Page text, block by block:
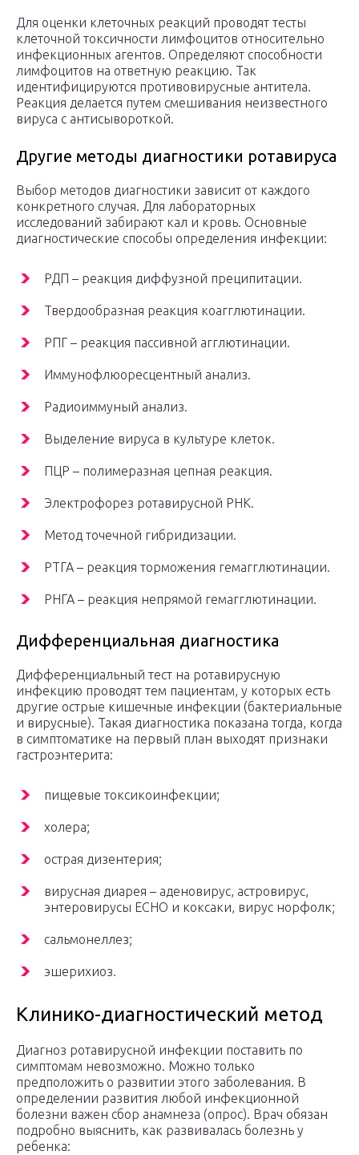
Для оценки клеточных реакций проводят тесты
клеточной токсичности лимфоцитов относительно
инфекционных агентов. Определяют способности
лимфоцитов на ответную реакцию. Так
идентифицируются противовирусные антитела.
Реакция делается путем смешивания неизвестного
вируса с антисывороткой.
Другие методы диагностики ротавируса
Выбор методов диагностики зависит от каждого
конкретного случая. Для лабораторных
исследований забирают кал и кровь. Основные
диагностические способы определения инфекции:
РДП – реакция диффузной преципитации.
Твердообразная реакция коагглютинации.
РПГ – реакция пассивной агглютинации.
Иммунофлюоресцентный анализ.
Радиоиммуный анализ.
Выделение вируса в культуре клеток.
ПЦР – полимеразная цепная реакция.
Электрофорез ротавирусной РНК.
Метод точечной гибридизации.
РТГА – реакция торможения гемагглютинации.
РНГА – реакция непрямой гемагглютинации.
Дифференциальная диагностика
Дифференциальный тест на ротавирусную
инфекцию проводят тем пациентам, у которых есть
другие острые кишечные инфекции (бактериальные
и вирусные). Такая диагностика показана тогда, когда
в симптоматике на первый план выходят признаки
гастроэнтерита:
пищевые токсикоинфекции;
холера;
острая дизентерия;
вирусная диарея – аденовирус, астровирус,
энтеровирусы ЕСНО и коксаки, вирус норфолк;
сальмонеллез;
эшерихиоз.
Клинико-диагностический метод
Диагноз ротавирусной инфекции поставить по
симптомам невозможно. Можно только
предположить о развитии этого заболевания. В
определении развития любой инфекционной
болезни важен сбор анамнеза (опрос). Врач обязан
подробно выяснить, как развивалась болезнь у
ребенка: